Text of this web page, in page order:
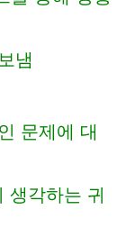
냄
문제에 대
생각하는 귀